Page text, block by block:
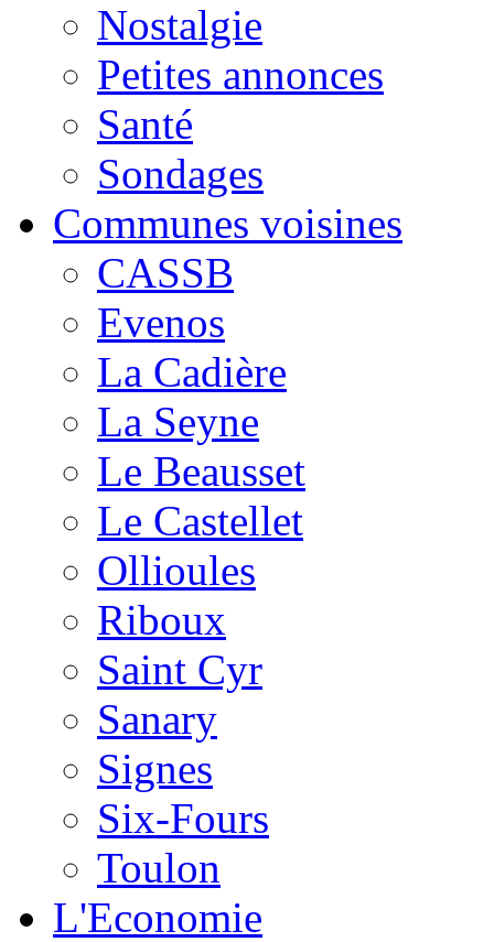
Nostalgie
Petites annonces
Santé
Sondages
Communes voisines
CASSB
Evenos
La Cadière
La Seyne
Le Beausset
Le Castellet
Ollioules
Riboux
Saint Cyr
Sanary
Signes
Six-Fours
Toulon
L'Economie